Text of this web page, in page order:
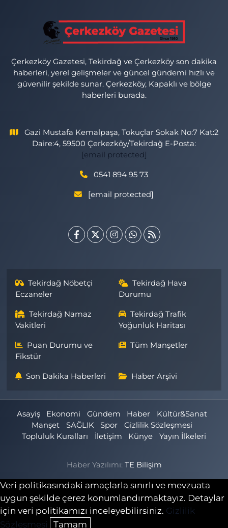
Çerkezköy Gazetesi, Tekirdağ ve Çerkezköy son dakika
haberleri, yerel gelişmeler ve güncel gündemi hızlı ve
güvenilir şekilde sunar. Çerkezköy, Kapaklı ve bölge
haberleri burada.
Gazi Mustafa Kemalpaşa, Tokuçlar Sokak No:7 Kat:2
Daire:4, 59500 Çerkezköy/Tekirdağ E-Posta:
[email protected]
0541 894 95 73
[email protected]
Tekirdağ Nöbetçi
Eczaneler
Tekirdağ Hava
Durumu
Tekirdağ Namaz
Vakitleri
Tekirdağ Trafik
Yoğunluk Haritası
Puan Durumu ve
Fikstür
Tüm Manşetler
Son Dakika Haberleri Haber Arşivi
Asayiş Ekonomi Gündem Haber
Kültür&Sanat
Manşet
SAĞLIK Spor
Gizlilik Sözleşmesi
Topluluk Kuralları
İletişim Künye Yayın İlkeleri
Haber Yazılımı: TE Bilişim
Veri politikasındaki amaçlarla sınırlı ve mevzuata
uygun şekilde çerez konumlandırmaktayız. Detaylar
için veri politikamızı inceleyebilirsiniz. Gizlilik
Sözleşmesi
Tamam